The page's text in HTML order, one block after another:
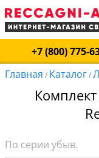
+7 (800) 775-
Главная / Каталог/